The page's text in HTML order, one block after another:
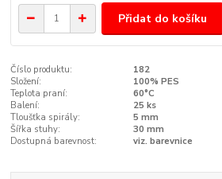
Přidat do košíku
Číslo produktu:
182
Složení:
100% PES
Teplota praní:
60°C
Balení:
25 ks
Tloušťka spirály:
5 mm
Šířka stuhy:
30 mm
Dostupná barevnost:
viz. barevnice